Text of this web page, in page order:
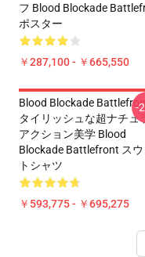
フ Blood Blockade
ポスター
￥287,100 - ￥665,550
Blood Blockade
タイリッシュな超ナチュ
アクション美学 Blood
Blockade Battlefront スウ
トシャツ
￥593,775 - ￥695,275
-